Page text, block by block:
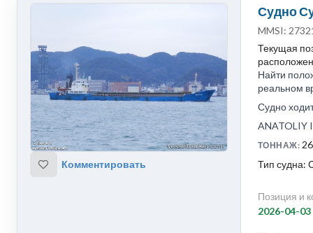
Комментировать
Судно
MMSI:
Текущая
Найти
реальном
Судно
ANATOLIY
ТОННАЖ:
Тип судна:
Позиция и
2026-04-